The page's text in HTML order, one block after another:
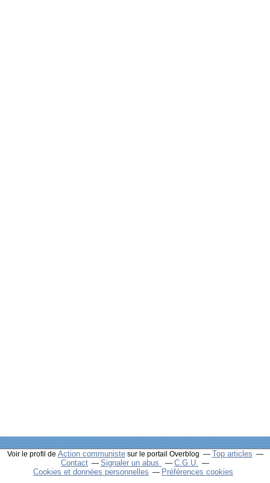
Voir le profil de Action communistesur le portail Overblog
Top articles
Contact
Signaler un abus
C.G.U.
Cookies et données personnelles
Préférences cookies